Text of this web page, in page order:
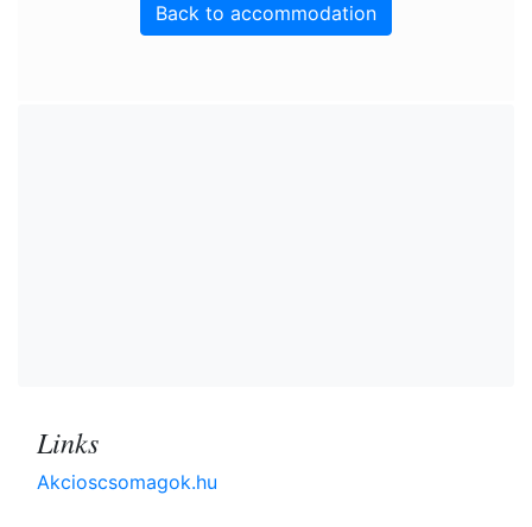
Back to accommodation
Links
Akcioscsomagok.hu